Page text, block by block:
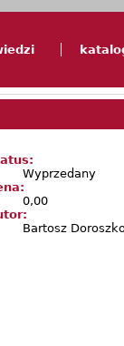
Wyprzedany
0,00
Bartosz